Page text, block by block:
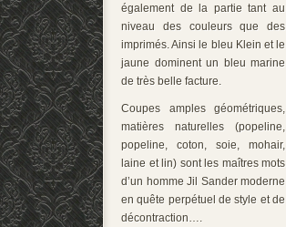
également de la partie tant au
niveau des couleurs que des
imprimés. Ainsi le bleu Klein et le
jaune dominent un bleu marine
de très belle facture.
Coupes amples géométriques,
matières naturelles (popeline,
popeline, coton, soie, mohair,
laine et lin) sont les maîtres mots
d’un homme Jil Sander moderne
en quête perpétuel de style et de
décontraction….